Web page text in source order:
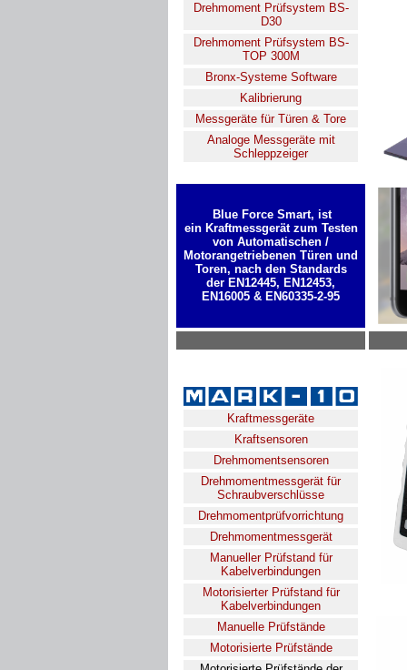
Drehmoment Prüfsystem BS-
D30
Drehmoment Prüfsystem BS-
TOP 300M
Bronx-Systeme Software
Kalibrierung
Messgeräte für Türen & Tore
Analoge Messgeräte mit
Schleppzeiger
Blue Force Smart, ist
ein Kraftmessgerät zum Testen
von Automatischen /
Motorangetriebenen Türen und
Toren, nach den Standards
der EN12445, EN12453,
EN16005 & EN60335-2-95
Kraftmessgeräte
Kraftsensoren
Drehmomentsensoren
Drehmomentmessgerät für
Schraubverschlüsse
Drehmomentprüfvorrichtung
Drehmomentmessgerät
Manueller Prüfstand für
Kabelverbindungen
Motorisierter Prüfstand für
Kabelverbindungen
Manuelle Prüfstände
Motorisierte Prüfstände